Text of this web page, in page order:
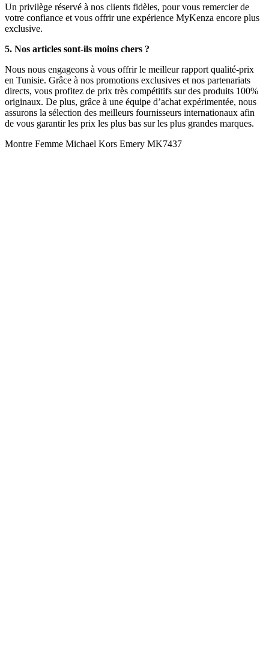
Un privilège réservé à nos clients fidèles, pour vous remercier de
votre confiance et vous offrir une expérience MyKenza encore plus
exclusive.
5. Nos articles sont-ils moins chers ?
Nous nous engageons à vous offrir le meilleur rapport qualité-prix
en Tunisie. Grâce à nos promotions exclusives et nos partenariats
directs, vous profitez de prix très compétitifs sur des produits 100%
originaux. De plus, grâce à une équipe d’achat expérimentée, nous
assurons la sélection des meilleurs fournisseurs internationaux afin
de vous garantir les prix les plus bas sur les plus grandes marques.
Montre Femme Michael Kors Emery MK7437